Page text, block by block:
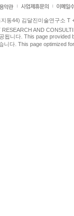
동44) 김달진미술연구소 T
AND
됩니다. This page provided
니다. This page optimized